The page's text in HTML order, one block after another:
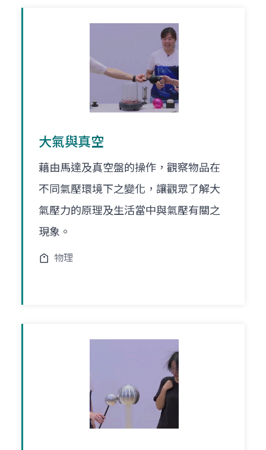
大氣與真空
藉由馬達及真空盤的操作，觀察物品在
不同氣壓環境下之變化，讓觀眾了解大
氣壓力的原理及生活當中與氣壓有關之
現象。
物理